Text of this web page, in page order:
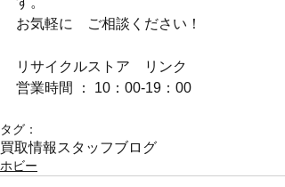
お気軽に　ご相談ください！
リサイクルストア　リンク
営業時間 ： 10：00-19：00
タグ：
買取情報 スタッフブログ
ホビー